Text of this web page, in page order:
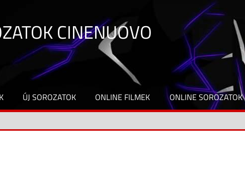
CINENUOVO
ÚJ SOROZATOK ONLINE FILMEK ONLINE SOROZATOK